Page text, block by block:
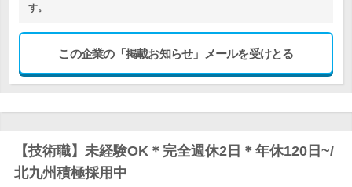
す。
この企業の「掲載お知らせ」メールを受けとる
【技術職】未経験OK＊完全週休2日＊年休120日~/
北九州積極採用中